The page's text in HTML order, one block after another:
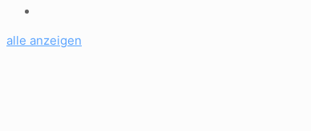
alle anzeigen